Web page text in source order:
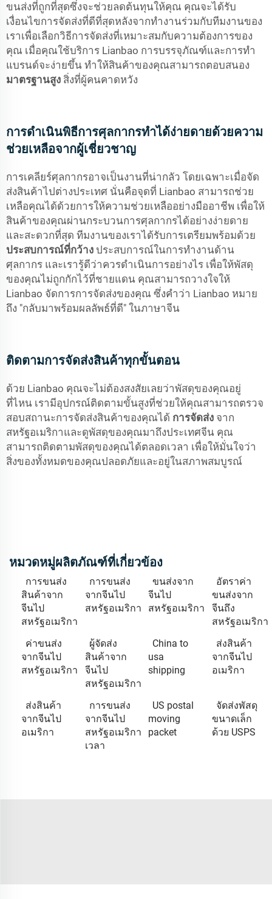
ขนส่งที่ถูกที่สุดซึ่งจะช่วยลดต้นทุนให้คุณ คุณจะได้รับ
เงื่อนไขการจัดส่งที่ดีที่สุดหลังจากทำงานร่วมกับทีมงานของ
เราเพื่อเลือกวิธีการจัดส่งที่เหมาะสมกับความต้องการของ
คุณ เมื่อคุณใช้บริการ Lianbao การบรรจุภัณฑ์และการทำ
แบรนด์จะง่ายขึ้น ทำให้สินค้าของคุณสามารถตอบสนอง
มาตรฐานสูง สิ่งที่ผู้คนคาดหวัง
การดำเนินพิธีการศุลกากรทำได้ง่ายดายด้วยความ
ช่วยเหลือจากผู้เชี่ยวชาญ
การเคลียร์ศุลกากรอาจเป็นงานที่น่ากลัว โดยเฉพาะเมื่อจัด
ส่งสินค้าไปต่างประเทศ นั่นคือจุดที่ Lianbao สามารถช่วย
เหลือคุณได้ด้วยการให้ความช่วยเหลืออย่างมืออาชีพ เพื่อให้
สินค้าของคุณผ่านกระบวนการศุลกากรได้อย่างง่ายดาย
และสะดวกที่สุด ทีมงานของเราได้รับการเตรียมพร้อมด้วย
ประสบการณ์ที่กว้าง ประสบการณ์ในการทำงานด้าน
ศุลกากร และเรารู้ดีว่าควรดำเนินการอย่างไร เพื่อให้พัสดุ
ของคุณไม่ถูกกักไว้ที่ชายแดน คุณสามารถวางใจให้
Lianbao จัดการการจัดส่งของคุณ ซึ่งคำว่า Lianbao หมาย
ถึง "กลับมาพร้อมผลลัพธ์ที่ดี" ในภาษาจีน
ติดตามการจัดส่งสินค้าทุกขั้นตอน
ด้วย Lianbao คุณจะไม่ต้องสงสัยเลยว่าพัสดุของคุณอยู่
ที่ไหน เรามีอุปกรณ์ติดตามขั้นสูงที่ช่วยให้คุณสามารถตรวจ
สอบสถานะการจัดส่งสินค้าของคุณได้ การจัดส่ง จาก
สหรัฐอเมริกาและดูพัสดุของคุณมาถึงประเทศจีน คุณ
สามารถติดตามพัสดุของคุณได้ตลอดเวลา เพื่อให้มั่นใจว่า
สิ่งของทั้งหมดของคุณปลอดภัยและอยู่ในสภาพสมบูรณ์
หมวดหมู่ผลิตภัณฑ์ที่เกี่ยวข้อง
การขนส่ง
สินค้าจาก
จีนไป
สหรัฐอเมริกา
การขนส่ง
จากจีนไป
สหรัฐอเมริกา
ขนส่งจาก
จีนไป
สหรัฐอเมริกา
อัตราค่า
ขนส่งจาก
จีนถึง
สหรัฐอเมริกา
ค่าขนส่ง
จากจีนไป
สหรัฐอเมริกา
ผู้จัดส่ง
สินค้าจาก
จีนไป
สหรัฐอเมริกา
China to
usa
shipping
ส่งสินค้า
จากจีนไป
อเมริกา
ส่งสินค้า
จากจีนไป
อเมริกา
การขนส่ง
จากจีนไป
สหรัฐอเมริกา
เวลา
US postal
moving
packet
จัดส่งพัสดุ
ขนาดเล็ก
ด้วย USPS